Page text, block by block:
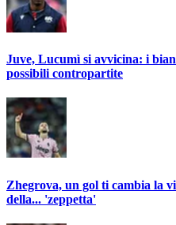
Juve, Lucumì si avvicina: i
possibili contropartite
Zhegrova, un gol ti cambia la
della... 'zeppetta'